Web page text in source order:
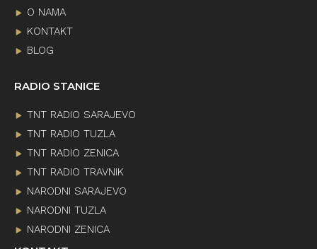
O NAMA
KONTAKT
BLOG
RADIO STANICE
TNT RADIO SARAJEVO
TNT RADIO TUZLA
TNT RADIO ZENICA
TNT RADIO TRAVNIK
NARODNI SARAJEVO
NARODNI TUZLA
NARODNI ZENICA